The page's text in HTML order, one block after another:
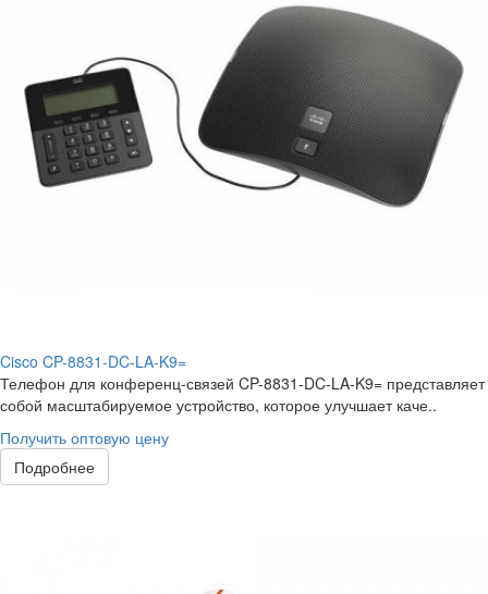
Cisco CP-8831-DC-LA-K9=
Телефон для конференц-связей CP-8831-DC-LA-K9= представляет
собой масштабируемое устройство, которое улучшает каче..
Получить оптовую цену
Подробнее